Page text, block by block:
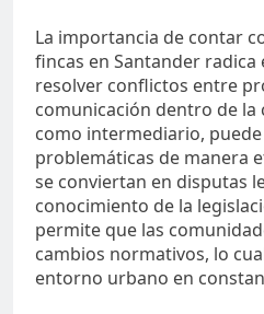
La importancia de contar
fincas en Santander radica
resolver conflictos entre
comunicación dentro de la
como intermediario,
problemáticas de manera
se conviertan en disputas
conocimiento de la
permite que las
cambios normativos, lo
entorno urbano en